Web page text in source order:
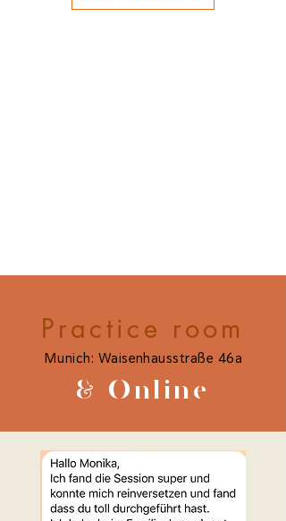
Practice room
Munich: Waisenhausstraße 46a
& Online